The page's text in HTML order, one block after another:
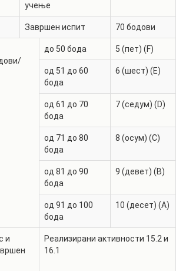
учење
Завршен испит 70 бодови
до 50 бода 5 (пет) (F)
од 51 до 60
бода
6 (шест) (E)
од 61 до 70
бода
7 (седум) (D)
од 71 до 80
бода
8 (осум) (C)
од 81 до 90
бода
9 (девет) (B)
од 91 до 100
бода
10 (десет) (A)
и
Реализирани активности 15.2 и
16.1